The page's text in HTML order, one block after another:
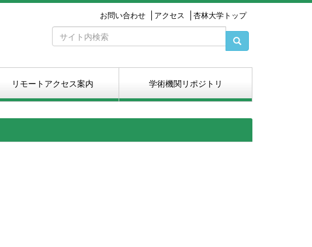
お問い合わせ アクセス 杏林大学トップ
リモートアクセス案内 学術機関リポジトリ